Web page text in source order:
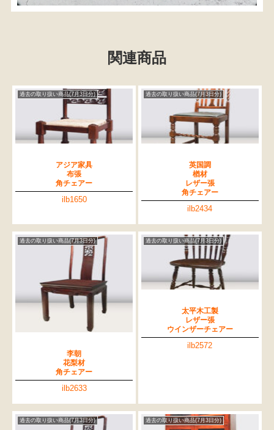
関連商品
過去の取り扱い商品(7月3日分)
アジア家具
布張
角チェアー
ilb1650
過去の取り扱い商品(7月3日分)
英国調
楢材
レザー張
角チェアー
ilb2434
過去の取り扱い商品(7月3日分)
李朝
花梨材
角チェアー
ilb2633
過去の取り扱い商品(7月3日分)
太平木工製
レザー張
ウインザーチェアー
ilb2572
過去の取り扱い商品(7月3日分) 過去の取り扱い商品(7月3日分)